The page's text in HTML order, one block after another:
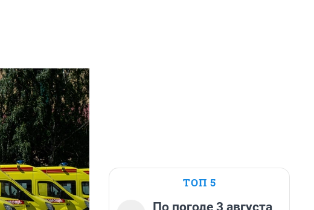
ТОП 5
По погоде 3 августа